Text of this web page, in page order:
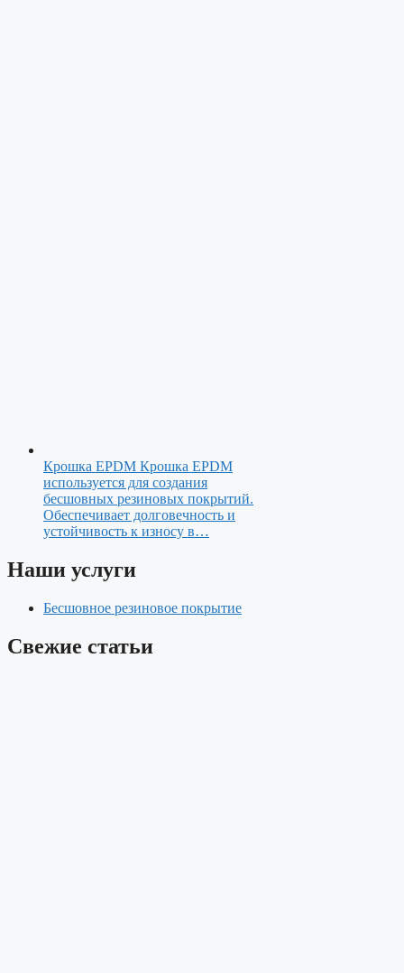
Крошка EPDM Крошка EPDM
используется для создания
бесшовных резиновых покрытий.
Обеспечивает долговечность и
устойчивость к износу в…
Наши услуги
Бесшовное резиновое покрытие
Свежие статьи